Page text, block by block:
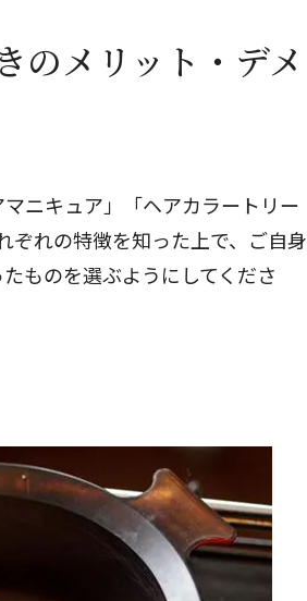
のメリット・デメ
ニキュア」「ヘアカラートリー
ぞれの特徴を知った上で、ご自身
ものを選ぶようにしてくださ